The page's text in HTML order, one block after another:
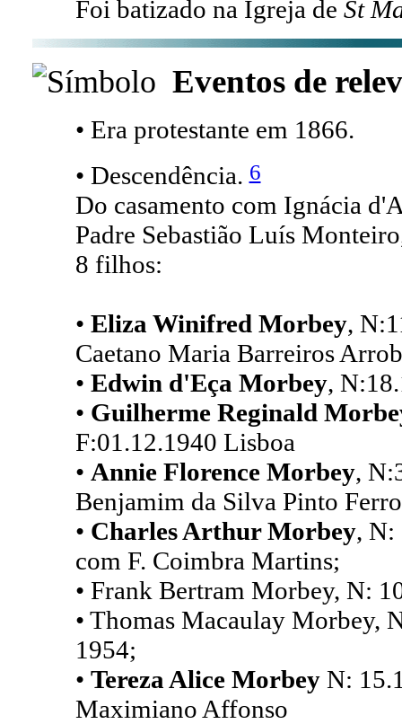
Foi batizado na Igreja de St
Eventos de
• Era protestante em 1866.
• Descendência.6
Do casamento com Ignácia
Padre Sebastião Luís
8 filhos:
• Eliza Winifred Morbey,
Caetano Maria Barreiros
• Edwin d'Eça Morbey,
• Guilherme Reginald
F:01.12.1940 Lisboa
• Annie Florence Morbey,
Benjamim da Silva Pinto Ferro
• Charles Arthur Morbey, N:
com F. Coimbra Martins;
• Frank Bertram Morbey, N:
• Thomas Macaulay Morbey,
1954;
• Tereza Alice MorbeyN:
Maximiano Affonso